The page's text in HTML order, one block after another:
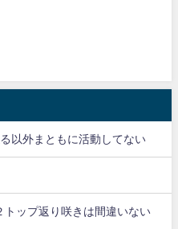
以外まともに活動してない
ップ返り咲きは間違いない